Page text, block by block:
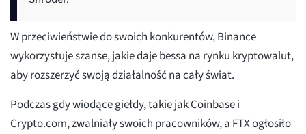
W przeciwieństwie do swoich konkurentów, Binance
wykorzystuje szanse, jakie daje bessa na rynku kryptowalut,
aby rozszerzyć swoją działalność na cały świat.
Podczas gdy wiodące giełdy, takie jak Coinbase i
Crypto.com, zwalniały swoich pracowników, a FTX ogłosiło